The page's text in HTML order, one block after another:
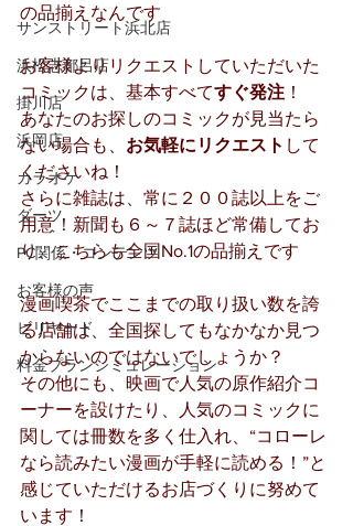
サンストリート浜北店
浜松志都呂店
掛川店
浜岡店
カラオケ
ダーツ
PC関係・コンテンツ
お客様の声
ビリヤード
料金プランシミュレーション
の品揃えなんです
お客様よりリクエストしていただいた
コミックは、基本すべてすぐ発注 ！
あなたのお探しのコミックが見当たら
ない場合も、 お気軽にリクエスト して
くださいね！
さらに雑誌は、常に２００誌以上をご
用意！新聞も６～７誌ほど常備してお
り、こちらも全国No.1の品揃えです
漫画喫茶でここまでの取り扱い数を誇
る店舗は、全国探してもなかなか見つ
からないのではないでしょうか？
その他にも、映画で人気の原作紹介コ
ーナーを設けたり、人気のコミックに
関しては冊数を多く仕入れ、“コローレ
なら読みたい漫画が手軽に読める！”と
感じていただけるお店づくりに努めて
います！